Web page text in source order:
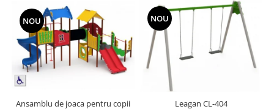
NOU
Ansamblu de joaca pentru copii
NOU
Leagan CL-404